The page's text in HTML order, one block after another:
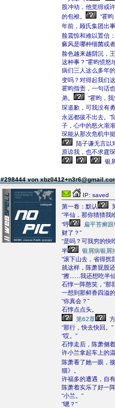
股冲动，他觉得或
的包袱。
“霍
年前，顾氏集团出
脸震惊和难以置信
癜风是哪种细菌或
脸色越来越阴沉，
这种事？”霍昀愤怒
病们三人这么多年
变吗？对得起我们
霍昀指责，一句话
弟。
“霍昀，
琛道歉，可我没有
永远都拔不出去。”
子，心中的怒火渐
琛能从那次危机中
陆子谦无言以
原谅我，也不求霆
银
#298444 von
IP: saved
第一卷：默认
“半仙，那你猜猜我
“哼
扁平苔癣
财了？”
“是吗？可我穷的快
半
银屑病银屑
“滚下山去，省得扰
就这样，陈萧屁股
“擦......我还想吃半
石惇一阵憨笑，“那
一想到那鲜香四溢
“你真会？”
石惇点点头。
第62章
“那行，快去快回。”
“哎。”
石惇走后，陈萧侧
许小兰拿起车上的
陈萧看了她一眼，
猫》。
许福多的遭遇，自
陈萧着实乐了好一
“小兰。”
“嗯？”